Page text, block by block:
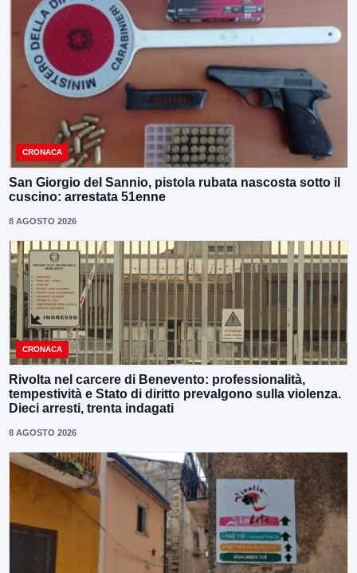
CRONACA
San Giorgio del Sannio, pistola rubata nascosta sotto il
cuscino: arrestata 51enne
8 AGOSTO 2026
CRONACA
Rivolta nel carcere di Benevento: professionalità,
tempestività e Stato di diritto prevalgono sulla violenza.
Dieci arresti, trenta indagati
8 AGOSTO 2026